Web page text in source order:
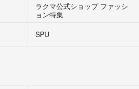
ラクマ公式ショップ ファッシ
ョン特集
SPU